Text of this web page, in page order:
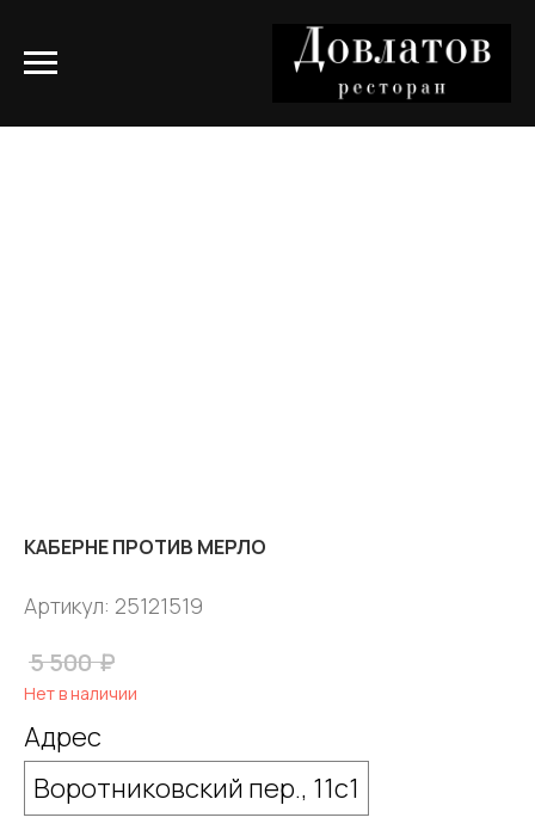
КАБЕРНЕ ПРОТИВ МЕРЛО
Артикул: 25121519
5 500 ₽
Нет в наличии
Адрес
Воротниковский пер., 11с1